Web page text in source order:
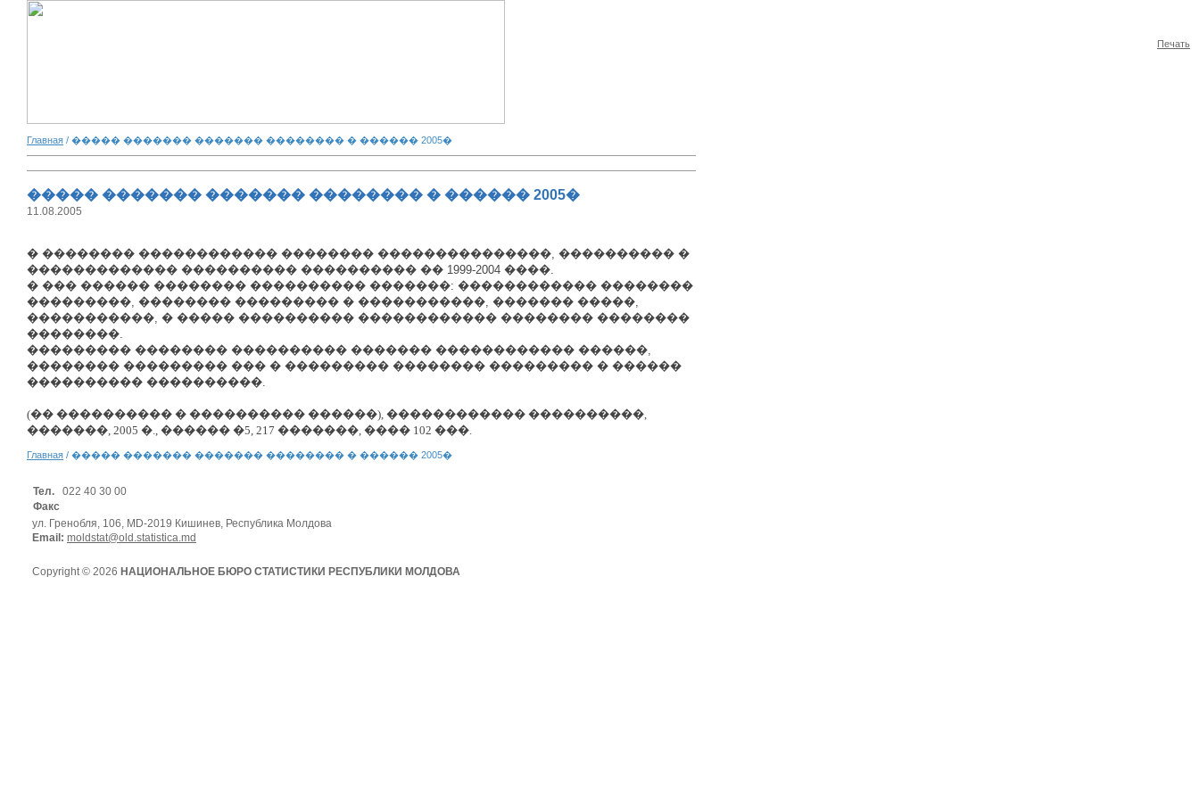
Главная / ����� ������� ������� �������� � ������ 2005�
����� ������� ������� �������� � ������ 2005�
11.08.2005
� �������� ������������ �������� ���������������, ���������� �
������������� ���������� ���������� �� 1999-2004 ����.
� ��� ������ �������� ���������� �������: ������������ ��������
���������, �������� ��������� � �����������, ������� �����,
�����������, � ����� ���������� ������������ �������� ��������
��������.
��������� �������� ���������� ������� ������������ ������,
�������� ��������� ��� � ��������� �������� ��������� � ������
���������� ����������.
(�� ���������� � ���������� ������), ������������ ����������,
�������, 2005 �., ������ �5, 217 �������, ���� 102 ���.
Главная / ����� ������� ������� �������� � ������ 2005�
Тел.
022 40 30 00
Факс
ул. Гренобля, 106, MD-2019 Кишинев, Республика Молдова
Email: moldstat@old.statistica.md
Copyright © 2026 НАЦИОНАЛЬНОЕ БЮРО СТАТИСТИКИ РЕСПУБЛИКИ МОЛДОВА
Печать